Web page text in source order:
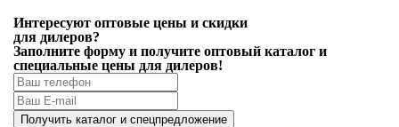
Интересуют оптовые цены и скидки
для дилеров?
Заполните форму и получите оптовый каталог и
специальные цены для дилеров!
Получить каталог и спецпредложение